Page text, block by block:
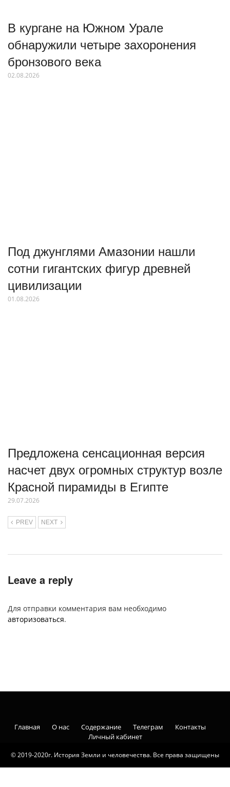
В кургане на Южном Урале
обнаружили четыре захоронения
бронзового века
02.08.2026
Под джунглями Амазонии нашли
сотни гигантских фигур древней
цивилизации
01.08.2026
Предложена сенсационная версия
насчет двух огромных структур возле
Красной пирамиды в Египте
29.07.2026
PREV NEXT
Leave a reply
Для отправки комментария вам необходимо
авторизоваться.
© 2019-2020г. История Земли и человечества. Все права защищены
Главная О нас Содержание Телеграм
Контакты
Личный кабинет